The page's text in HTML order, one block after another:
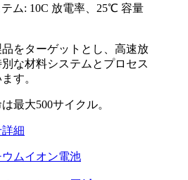
ム: 10C 放電率、25℃ 容量
をターゲットとし、高速放
な材料システムとプロセス
す。
最大500サイクル。
詳細